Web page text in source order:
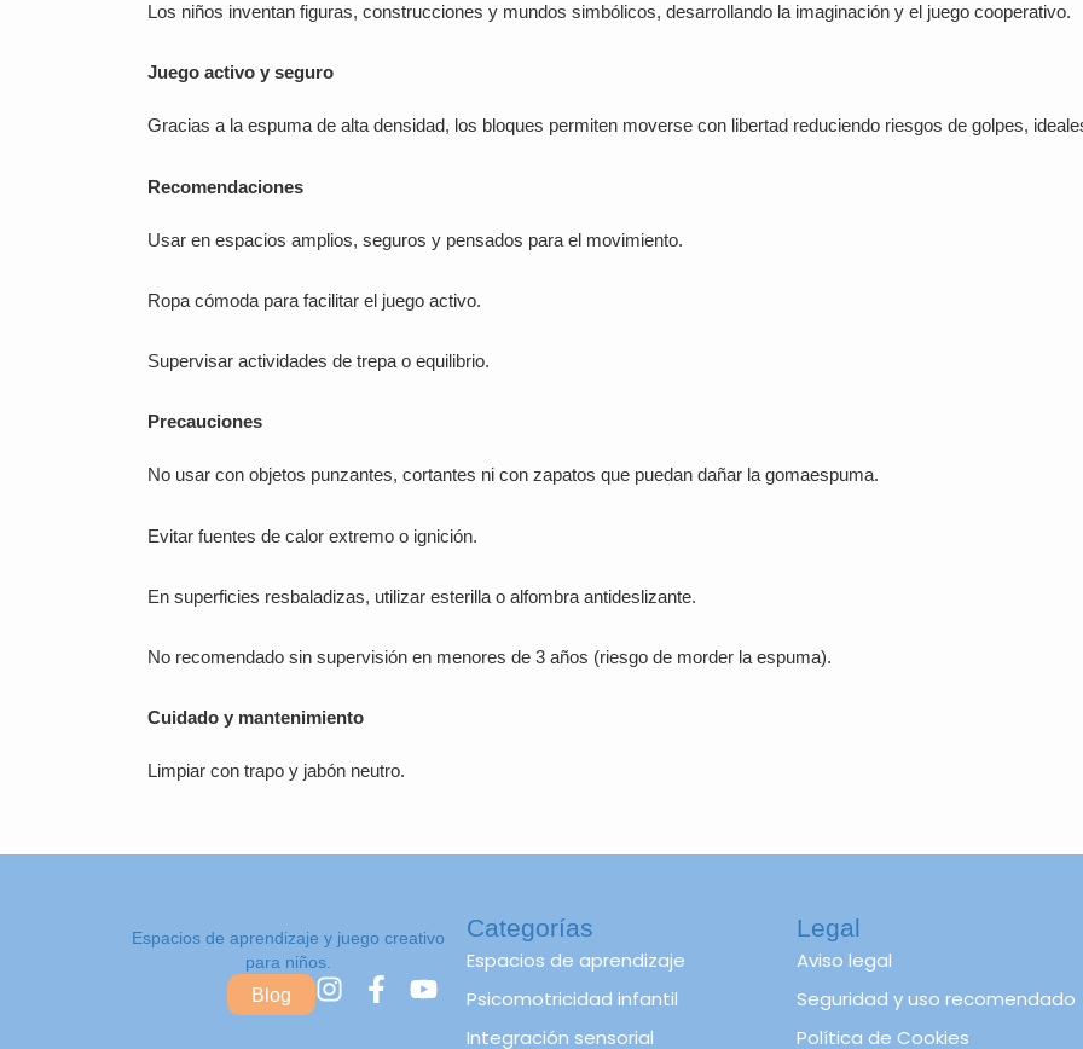
Los niños inventan figuras, construcciones y mundos simbólicos, desarrollando la imaginación y el juego cooperativo.
Juego activo y seguro
Gracias a la espuma de alta densidad, los bloques permiten moverse con libertad reduciendo riesgos de golpes,
Recomendaciones
Usar en espacios amplios, seguros y pensados para el movimiento.
Ropa cómoda para facilitar el juego activo.
Supervisar actividades de trepa o equilibrio.
Precauciones
No usar con objetos punzantes, cortantes ni con zapatos que puedan dañar la gomaespuma.
Evitar fuentes de calor extremo o ignición.
En superficies resbaladizas, utilizar esterilla o alfombra antideslizante.
No recomendado sin supervisión en menores de 3 años (riesgo de morder la espuma).
Cuidado y mantenimiento
Limpiar con trapo y jabón neutro.
Espacios de aprendizaje y juego creativo
para niños.
I
n
F
a
Y
Blog
Categorías
Espacios de aprendizaje
Psicomotricidad infantil
Integración sensorial
Legal
Aviso legal
Seguridad y uso recomendado
Política de Cookies